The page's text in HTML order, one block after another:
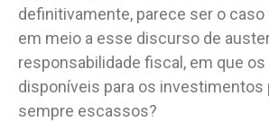
definitivamente, parece ser o caso
em meio a esse discurso de
responsabilidade fiscal, em que
disponíveis para os investimentos
sempre escassos?